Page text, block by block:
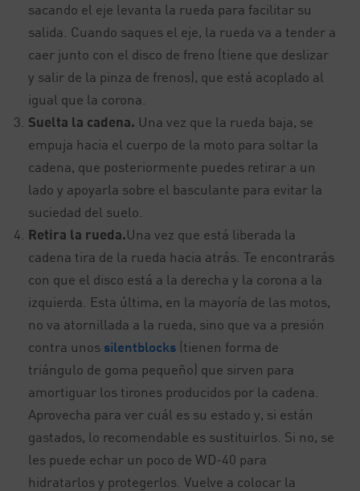
sacando el eje levanta la rueda para facilitar su
salida. Cuando saques el eje, la rueda va a tender a
caer junto con el disco de freno (tiene que deslizar
y salir de la pinza de frenos), que está acoplado al
igual que la corona.
Suelta la cadena. Una vez que la rueda baja, se
empuja hacia el cuerpo de la moto para soltar la
cadena, que posteriormente puedes retirar a un
lado y apoyarla sobre el basculante para evitar la
suciedad del suelo.
Retira la rueda.Una vez que está liberada la
cadena tira de la rueda hacia atrás. Te encontrarás
con que el disco está a la derecha y la corona a la
izquierda. Esta última, en la mayoría de las motos,
no va atornillada a la rueda, sino que va a presión
contra unos silentblocks (tienen forma de
triángulo de goma pequeño) que sirven para
amortiguar los tirones producidos por la cadena.
Aprovecha para ver cuál es su estado y, si están
gastados, lo recomendable es sustituirlos. Si no, se
les puede echar un poco de WD-40 para
hidratarlos y protegerlos. Vuelve a colocar la